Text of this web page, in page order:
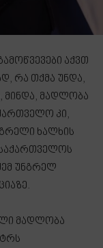
აქვთ
რა თქმა უნდა,
მინდა, მადლობა
კი,
ხალხის
საქართველოს
უნგრელ
მადლობა